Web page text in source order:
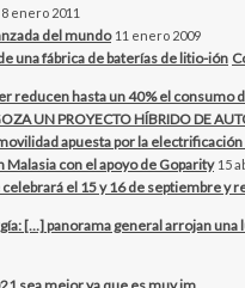
8 enero 2011
del mundo 11 enero 2009
reducen hasta un 40% el consumo
UN PROYECTO HÍBRIDO DE
apuesta por la
con el apoyo de Goparity 15
el 15 y 16 de septiembre
[…] panorama general arrojan una